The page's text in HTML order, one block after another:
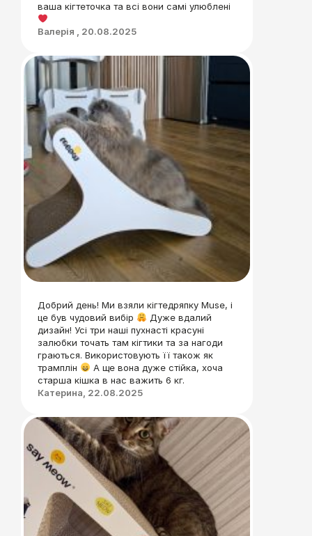
ваша кігтеточка та всі вони самі улюблені
Валерія , 20.08.2025
Добрий день! Ми взяли кігтедряпку Muse, і
це був чудовий вибір
Дуже вдалий
дизайн! Усі три наші пухнасті красуні
залюбки точать там кігтики та за нагоди
граються. Використовують її також як
трамплін
А ще вона дуже стійка, хоча
старша кішка в нас важить 6 кг.
Катерина, 22.08.2025